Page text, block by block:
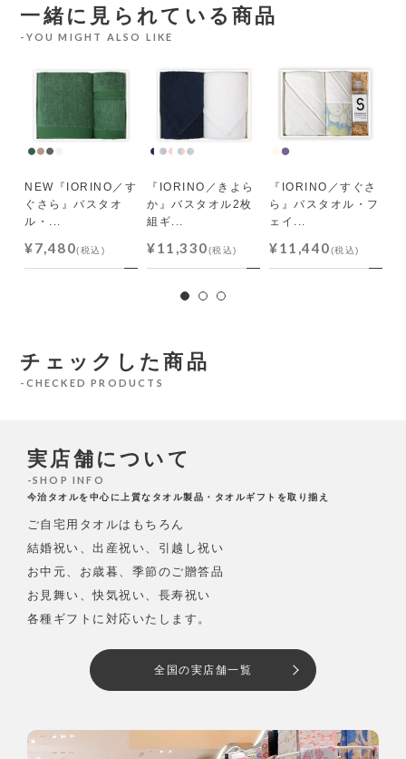
一緒に見られている商品
YOU MIGHT ALSO LIKE
NEW『IORINO／す
ぐさら』バスタオ
ル・...
¥7,480(税込)
『IORINO／きよら
か』バスタオル2枚
組ギ...
¥11,330(税込)
『IORINO／すぐさ
ら』バスタオル・フ
ェイ...
¥11,440(税込)
チェックした商品
CHECKED PRODUCTS
実店舗について
SHOP INFO
今治タオルを中心に上質なタオル製品・タオルギフトを取り揃え
ご自宅用タオルはもちろん
結婚祝い、出産祝い、引越し祝い
お中元、お歳暮、季節のご贈答品
お見舞い、快気祝い、長寿祝い
各種ギフトに対応いたします。
全国の実店舗一覧